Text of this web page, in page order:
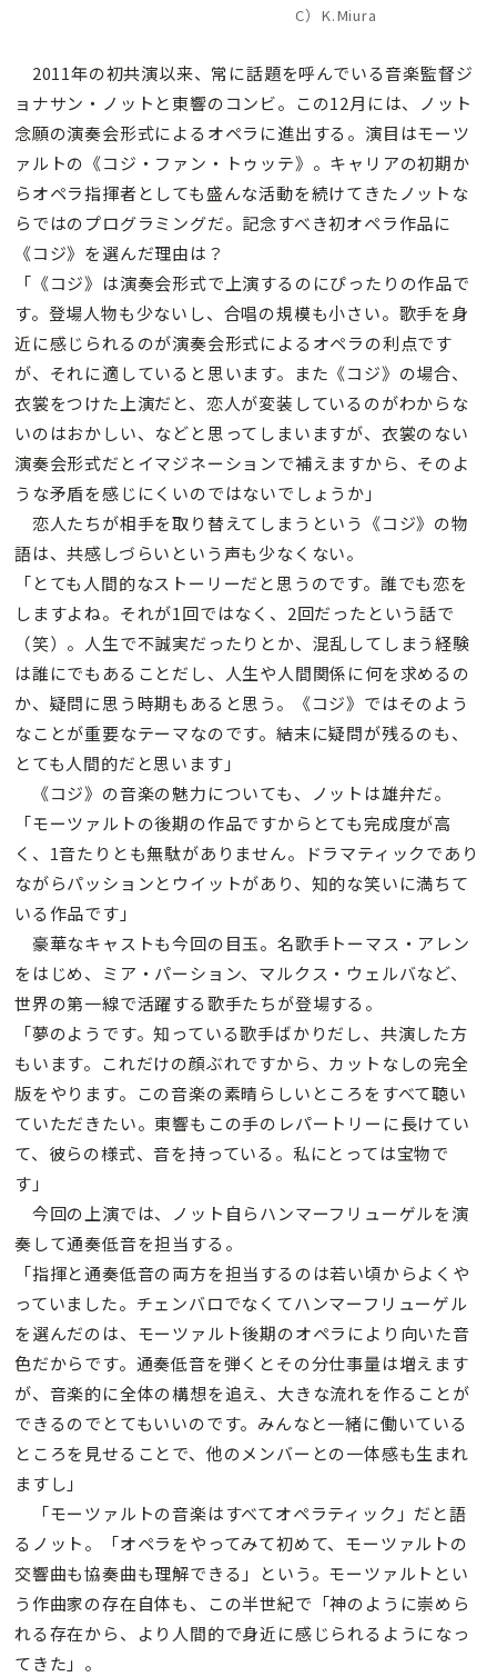
C）K.Miura
2011年の初共演以来、常に話題を呼んでいる音楽監督ジ
ョナサン・ノットと東響のコンビ。この12月には、ノット
念願の演奏会形式によるオペラに進出する。演目はモーツ
ァルトの《コジ・ファン・トゥッテ》。キャリアの初期か
らオペラ指揮者としても盛んな活動を続けてきたノットな
らではのプログラミングだ。記念すべき初オペラ作品に
《コジ》を選んだ理由は？
「《コジ》は演奏会形式で上演するのにぴったりの作品で
す。登場人物も少ないし、合唱の規模も小さい。歌手を身
近に感じられるのが演奏会形式によるオペラの利点です
が、それに適していると思います。また《コジ》の場合、
衣裳をつけた上演だと、恋人が変装しているのがわからな
いのはおかしい、などと思ってしまいますが、衣裳のない
演奏会形式だとイマジネーションで補えますから、そのよ
うな矛盾を感じにくいのではないでしょうか」
恋人たちが相手を取り替えてしまうという《コジ》の物
語は、共感しづらいという声も少なくない。
「とても人間的なストーリーだと思うのです。誰でも恋を
しますよね。それが1回ではなく、2回だったという話で
（笑）。人生で不誠実だったりとか、混乱してしまう経験
は誰にでもあることだし、人生や人間関係に何を求めるの
か、疑問に思う時期もあると思う。《コジ》ではそのよう
なことが重要なテーマなのです。結末に疑問が残るのも、
とても人間的だと思います」
《コジ》の音楽の魅力についても、ノットは雄弁だ。
「モーツァルトの後期の作品ですからとても完成度が高
く、1音たりとも無駄がありません。ドラマティックであり
ながらパッションとウイットがあり、知的な笑いに満ちて
いる作品です」
豪華なキャストも今回の目玉。名歌手トーマス・アレン
をはじめ、ミア・パーション、マルクス・ウェルバなど、
世界の第一線で活躍する歌手たちが登場する。
「夢のようです。知っている歌手ばかりだし、共演した方
もいます。これだけの顔ぶれですから、カットなしの完全
版をやります。この音楽の素晴らしいところをすべて聴い
ていただきたい。東響もこの手のレパートリーに長けてい
て、彼らの様式、音を持っている。私にとっては宝物で
す」
今回の上演では、ノット自らハンマーフリューゲルを演
奏して通奏低音を担当する。
「指揮と通奏低音の両方を担当するのは若い頃からよくや
っていました。チェンバロでなくてハンマーフリューゲル
を選んだのは、モーツァルト後期のオペラにより向いた音
色だからです。通奏低音を弾くとその分仕事量は増えます
が、音楽的に全体の構想を追え、大きな流れを作ることが
できるのでとてもいいのです。みんなと一緒に働いている
ところを見せることで、他のメンバーとの一体感も生まれ
ますし」
「モーツァルトの音楽はすべてオペラティック」だと語
るノット。「オペラをやってみて初めて、モーツァルトの
交響曲も協奏曲も理解できる」という。モーツァルトとい
う作曲家の存在自体も、この半世紀で「神のように崇めら
れる存在から、より人間的で身近に感じられるようになっ
てきた」。